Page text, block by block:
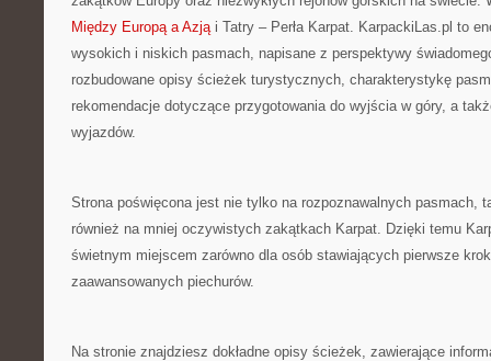
Między Europą a Azjąi Tatry – Perła Karpat. KarpackiLas.pl to
wysokich i niskich pasmach, napisane z perspektywy
rozbudowane opisy ścieżek turystycznych, charakterystykę
rekomendacje dotyczące przygotowania do wyjścia w góry, a
wyjazdów.
Strona poświęcona jest nie tylko na rozpoznawalnych pasmach,
również na mniej oczywistych zakątkach Karpat. Dzięki temu
świetnym miejscem zarówno dla osób stawiających pierwsze
zaawansowanych piechurów.
Na stronie znajdziesz dokładne opisy ścieżek, zawierające